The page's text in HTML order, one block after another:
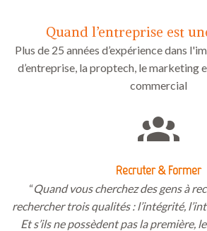
Quand l’entreprise est
Plus de 25 années d’expérience dans
d’entreprise, la proptech, le marketing
commercial
Recruter & Former
“Quand vous cherchez des gens à
rechercher trois qualités : l’intégrité,
Et s’ils ne possèdent pas la première,